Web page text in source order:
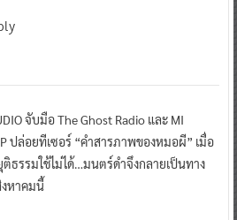
จับมือ The Ghost Radio และ MI
ปล่อยทีเซอร์ “คำสารภาพของหมอผี” เมื่อ
ธรรมใช้ไม่ได้…มนตร์ดำจึงกลายเป็นทาง
งหาคมนี้